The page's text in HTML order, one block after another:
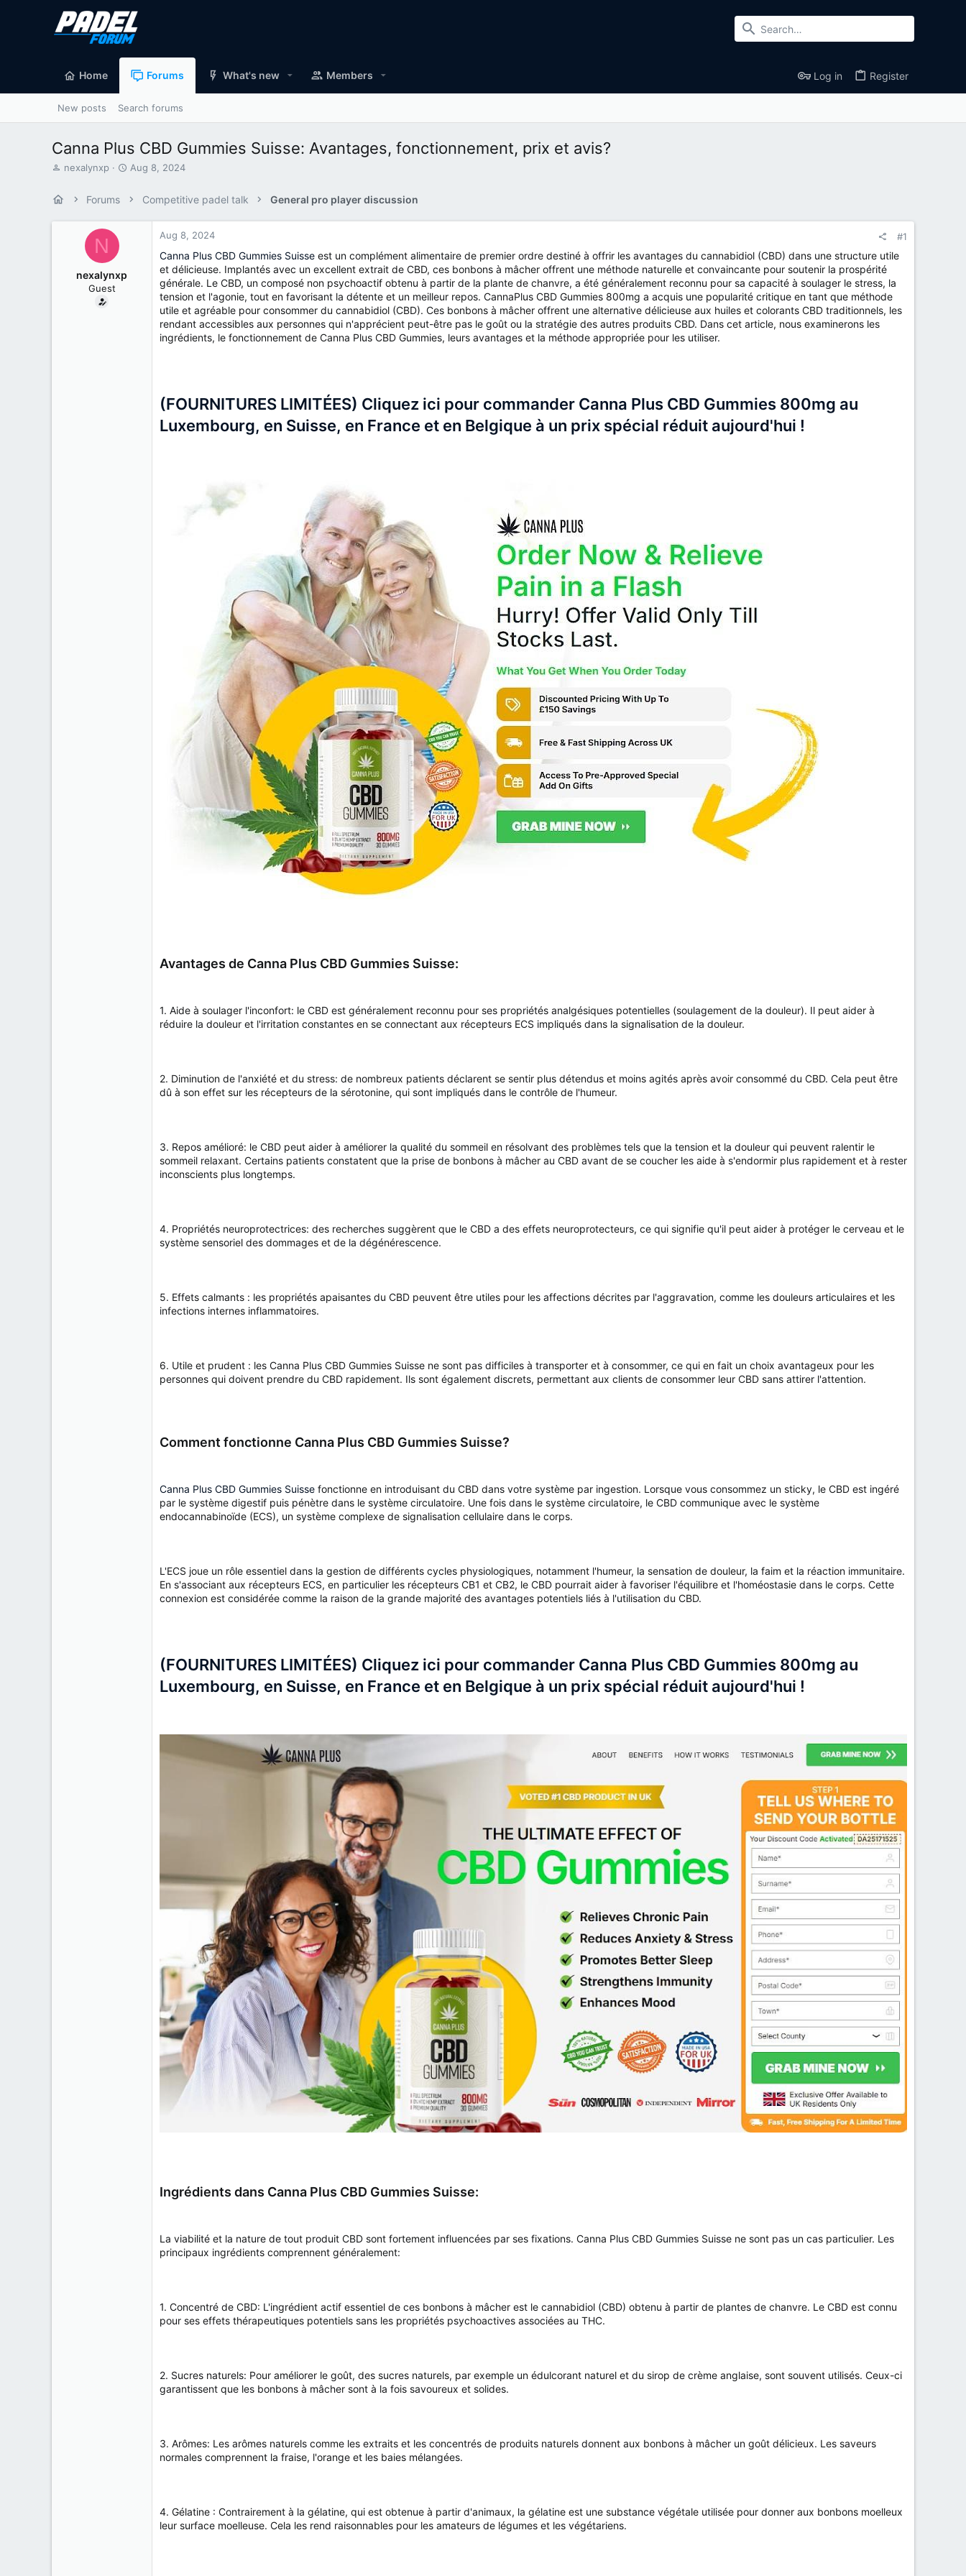
Home Forums What's new Members Log in Register
New posts Search forums
Canna Plus CBD Gummies Suisse: Avantages, fonctionnement, prix et avis?
T
nexalynxp
S
r
Aug 8, 2024
Forums Competitive padel talk General pro player discussion
N
nexalynxp
Guest
Aug 8, 2024 #1
Canna Plus CBD Gummies Suisse est un complément alimentaire de premier ordre destiné à offrir les avantages du cannabidiol (CBD) dans une structure utile
et délicieuse. Implantés avec un excellent extrait de CBD, ces bonbons à mâcher offrent une méthode naturelle et convaincante pour soutenir la prospérité
générale. Le CBD, un composé non psychoactif obtenu à partir de la plante de chanvre, a été généralement reconnu pour sa capacité à soulager le stress, la
tension et l'agonie, tout en favorisant la détente et un meilleur repos. CannaPlus CBD Gummies 800mg a acquis une popularité critique en tant que méthode
utile et agréable pour consommer du cannabidiol (CBD). Ces bonbons à mâcher offrent une alternative délicieuse aux huiles et colorants CBD traditionnels, les
rendant accessibles aux personnes qui n'apprécient peut-être pas le goût ou la stratégie des autres produits CBD. Dans cet article, nous examinerons les
ingrédients, le fonctionnement de Canna Plus CBD Gummies, leurs avantages et la méthode appropriée pour les utiliser.
(FOURNITURES LIMITÉES) Cliquez ici pour commander Canna Plus CBD Gummies 800mg au
Luxembourg, en Suisse, en France et en Belgique à un prix spécial réduit aujourd'hui !
Avantages de Canna Plus CBD Gummies Suisse:
1. Aide à soulager l'inconfort: le CBD est généralement reconnu pour ses propriétés analgésiques potentielles (soulagement de la douleur). Il peut aider à
réduire la douleur et l'irritation constantes en se connectant aux récepteurs ECS impliqués dans la signalisation de la douleur.
2. Diminution de l'anxiété et du stress: de nombreux patients déclarent se sentir plus détendus et moins agités après avoir consommé du CBD. Cela peut être
dû à son effet sur les récepteurs de la sérotonine, qui sont impliqués dans le contrôle de l'humeur.
3. Repos amélioré: le CBD peut aider à améliorer la qualité du sommeil en résolvant des problèmes tels que la tension et la douleur qui peuvent ralentir le
sommeil relaxant. Certains patients constatent que la prise de bonbons à mâcher au CBD avant de se coucher les aide à s'endormir plus rapidement et à rester
inconscients plus longtemps.
4. Propriétés neuroprotectrices: des recherches suggèrent que le CBD a des effets neuroprotecteurs, ce qui signifie qu'il peut aider à protéger le cerveau et le
système sensoriel des dommages et de la dégénérescence.
5. Effets calmants : les propriétés apaisantes du CBD peuvent être utiles pour les affections décrites par l'aggravation, comme les douleurs articulaires et les
infections internes inflammatoires.
6. Utile et prudent : les Canna Plus CBD Gummies Suisse ne sont pas difficiles à transporter et à consommer, ce qui en fait un choix avantageux pour les
personnes qui doivent prendre du CBD rapidement. Ils sont également discrets, permettant aux clients de consommer leur CBD sans attirer l'attention.
Comment fonctionne Canna Plus CBD Gummies Suisse?
Canna Plus CBD Gummies Suisse fonctionne en introduisant du CBD dans votre système par ingestion. Lorsque vous consommez un sticky, le CBD est ingéré
par le système digestif puis pénètre dans le système circulatoire. Une fois dans le système circulatoire, le CBD communique avec le système
endocannabinoïde (ECS), un système complexe de signalisation cellulaire dans le corps.
L'ECS joue un rôle essentiel dans la gestion de différents cycles physiologiques, notamment l'humeur, la sensation de douleur, la faim et la réaction immunitaire.
En s'associant aux récepteurs ECS, en particulier les récepteurs CB1 et CB2, le CBD pourrait aider à favoriser l'équilibre et l'homéostasie dans le corps. Cette
connexion est considérée comme la raison de la grande majorité des avantages potentiels liés à l'utilisation du CBD.
(FOURNITURES LIMITÉES) Cliquez ici pour commander Canna Plus CBD Gummies 800mg au
Luxembourg, en Suisse, en France et en Belgique à un prix spécial réduit aujourd'hui !
Ingrédients dans Canna Plus CBD Gummies Suisse:
La viabilité et la nature de tout produit CBD sont fortement influencées par ses fixations. Canna Plus CBD Gummies Suisse ne sont pas un cas particulier. Les
principaux ingrédients comprennent généralement:
1. Concentré de CBD: L'ingrédient actif essentiel de ces bonbons à mâcher est le cannabidiol (CBD) obtenu à partir de plantes de chanvre. Le CBD est connu
pour ses effets thérapeutiques potentiels sans les propriétés psychoactives associées au THC.
2. Sucres naturels: Pour améliorer le goût, des sucres naturels, par exemple un édulcorant naturel et du sirop de crème anglaise, sont souvent utilisés. Ceux-ci
garantissent que les bonbons à mâcher sont à la fois savoureux et solides.
3. Arômes: Les arômes naturels comme les extraits et les concentrés de produits naturels donnent aux bonbons à mâcher un goût délicieux. Les saveurs
normales comprennent la fraise, l'orange et les baies mélangées.
4. Gélatine : Contrairement à la gélatine, qui est obtenue à partir d'animaux, la gélatine est une substance végétale utilisée pour donner aux bonbons moelleux
leur surface moelleuse. Cela les rend raisonnables pour les amateurs de légumes et les végétariens.